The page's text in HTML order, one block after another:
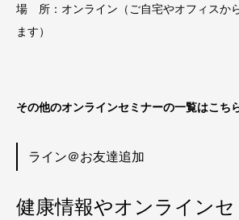
場 所：オンライン（ご自宅やオフィスか
ます）
その他のオンラインセミナーの一覧はこち
ライン＠お友達追加
健康情報やオンライン